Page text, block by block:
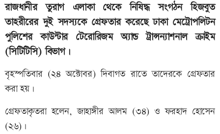
রাজধানীর তুরাগ এলাকা থেকে নিষিদ্ধ সংগঠন হিজবুত
তাহরীরের দুই সদস্যকে গ্রেফতার করেছে ঢাকা মেট্রোপলিটন
পুলিশের কাউন্টার টেরোরিজম অ্যান্ড ট্রান্সন্যাশনাল ক্রাইম
(সিটিটিসি) বিভাগ।
বৃহস্পতিবার (২৪ অক্টোবর) দিবাগত রাতে তাদেরকে গ্রেফতার
করা হয়।
গ্রেফতাকৃতরা হলেন, জাহাঙ্গীর আলম (৩৪) ও ফরহাদ হোসেন
(২৬)।